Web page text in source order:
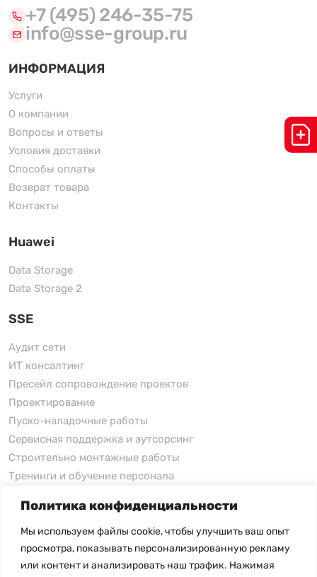
Политика конфиденциальности
Мы используем файлы cookie, чтобы улучшить ваш опыт
просмотра, показывать персонализированную рекламу
или контент и анализировать наш трафик. Нажимая
+7 (495) 246-35-75
info@sse-group.ru
ИНФОРМАЦИЯ
Услуги
О компании
Вопросы и ответы
Условия доставки
Способы оплаты
Возврат товара
Контакты
Huawei
Data Storage
Data Storage 2
SSE
Аудит сети
ИТ консалтинг
Пресейл сопровождение проектов
Проектирование
Пуско-наладочные работы
Сервисная поддержка и аутсорсинг
Строительно монтажные работы
Тренинги и обучение персонала
xFusion
xFusion
xFusion AI Solution